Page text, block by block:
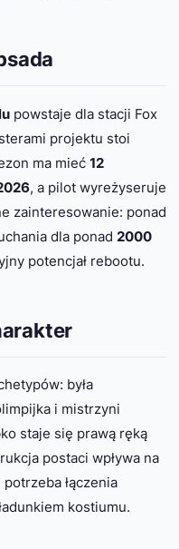
powstaje dla stacji Fox
projektu stoi
ma mieć 12
, a pilot wyreżyseruje
zainteresowanie: ponad
dla ponad 2000
potencjał rebootu.
była
i mistrzyni
staje się prawą ręką
postaci wpływa na
łączenia
kostiumu.